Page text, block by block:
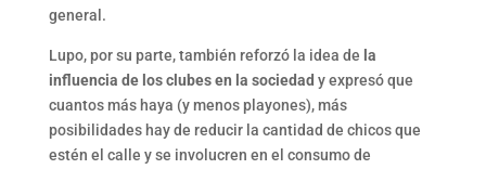
general.
Lupo, por su parte, también reforzó la idea de la
influencia de los clubes en la sociedad y expresó que
cuantos más haya (y menos playones), más
posibilidades hay de reducir la cantidad de chicos que
estén el calle y se involucren en el consumo de